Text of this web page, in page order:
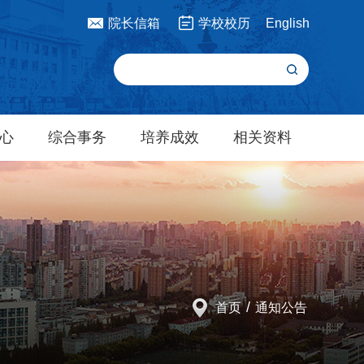
院长信箱 学校校历 English
综合事务 培养成效 相关资料
首页 / 通知公告